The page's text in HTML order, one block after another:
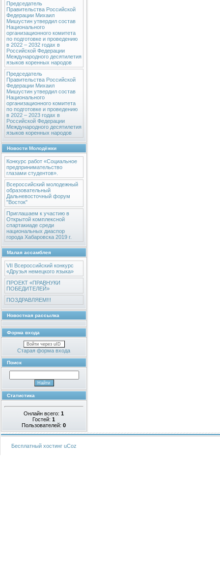
Председатель
Правительства Российской
Федерации Михаил
Мишустин утвердил состав
Национального
организационного комитета
по подготовке и проведению
в 2022 – 2032 годах в
Российской Федерации
Международного десятилетия
языков коренных народов
Председатель
Правительства Российской
Федерации Михаил
Мишустин утвердил состав
Национального
организационного комитета
по подготовке и проведению
в 2022 – 2023 годах в
Российской Федерации
Международного десятилетия
языков коренных народов
Новости Молодёжки
Конкурс работ «Социальное
предпринимательство
глазами студентов».
Всероссийский молодежный
образовательный
Дальневосточный форум
"Восток"
Приглашаем к участию в
Открытой комплексной
спартакиаде среди
национальных диаспор
города Хабаровска 2019 г.
Малая ассамблея
VII Всероссийский конкурс
«Друзья немецкого языка»
ПРОЕКТ «ПРАВНУКИ
ПОБЕДИТЕЛЕЙ»
ПОЗДРАВЛЯЕМ!!!
Новостная рассылка
Форма входа
Войти через uID
Старая форма входа
Поиск
Статистика
Онлайн всего:1
Гостей:1
Пользователей:0
Бесплатный хостинг uCoz